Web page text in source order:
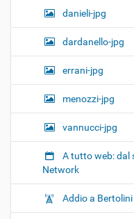
danieli-jpg
dardanello-jpg
errani-jpg
menozzi-jpg
vannucci-jpg
A tutto web: dal
Network
Addio a Bertolini